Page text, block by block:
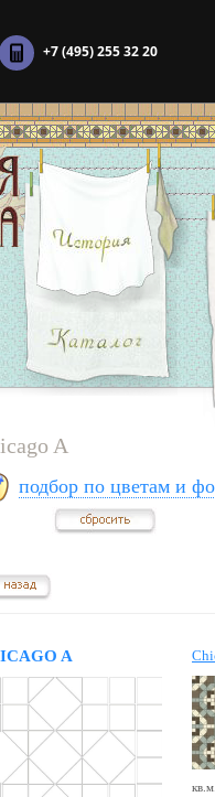
+7 (495) 255 32 20
A
подбор по цветам и
A